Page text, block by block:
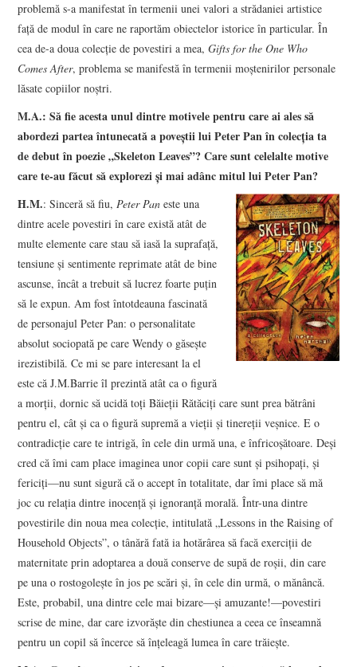
problemă s-a manifestat în termenii unei valori a strădaniei artistice
faţă de modul în care ne raportăm obiectelor istorice în particular. În
cea de-a doua colecţie de povestiri a mea,Gifts for the One Who
Comes After, problema se manifestă în termenii moştenirilor personale
lăsate copiilor noştri.
M.A.: Să fie acesta unul dintre motivele pentru care ai ales să
abordezi partea întunecată a poveştii lui Peter Pan în colecţia ta
de debut în poezie „Skeleton Leaves”? Care sunt celelalte motive
care te-au făcut să explorezi şi mai adânc mitul lui Peter Pan?
H.M.: Sinceră să fiu,Peter Pan este una
dintre acele povestiri în care există atât de
multe elemente care stau să iasă la suprafaţă,
tensiune şi sentimente reprimate atât de bine
ascunse, încât a trebuit să lucrez foarte puţin
să le expun. Am fost întotdeauna fascinată
de personajul Peter Pan: o personalitate
absolut sociopată pe care Wendy o găseşte
irezistibilă. Ce mi se pare interesant la el
este că J.M.Barrie îl prezintă atât ca o figură
a morţii, dornic să ucidă toţi Băieţii Rătăciţi care sunt prea bătrâni
pentru el, cât şi ca o figură supremă a vieţii şi tinereţii veşnice. E o
contradicţie care te intrigă, în cele din urmă una, e înfricoşătoare. Deşi
cred că îmi cam place imaginea unor copii care sunt şi psihopaţi, şi
fericiţi—nu sunt sigură că o accept în totalitate, dar îmi place să mă
joc cu relaţia dintre inocenţă şi ignoranţă morală. Într-una dintre
povestirile din noua mea colecţie, intitulată „Lessons in the Raising of
Household Objects”, o tânără fată ia hotărârea să facă exerciţii de
maternitate prin adoptarea a două conserve de supă de roşii, din care
pe una o rostogoleşte în jos pe scări şi, în cele din urmă, o mănâncă.
Este, probabil, una dintre cele mai bizare—şi amuzante!—povestiri
scrise de mine, dar care izvorăşte din chestiunea a ceea ce înseamnă
pentru un copil să încerce să înţeleagă lumea în care trăieşte.